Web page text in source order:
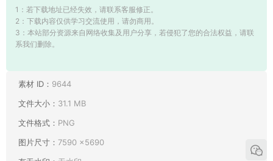
1：若下载地址已经失效，请联系客服修正。
2：下载内容仅供学习交流使用，请勿商用。
3：本站部分资源来自网络收集及用户分享，若侵犯了您的合法权益，请联
系我们删除。
素材 ID： 9644
文件大小： 31.1 MB
文件格式： PNG
图片尺寸： 7590 ×5690